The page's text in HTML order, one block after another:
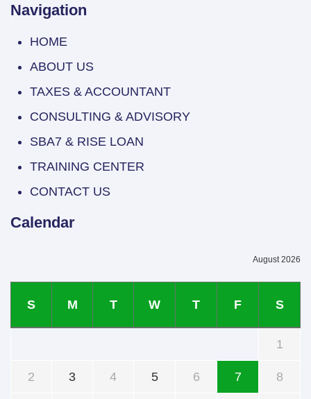
Navigation
HOME
ABOUT US
TAXES & ACCOUNTANT
CONSULTING & ADVISORY
SBA7 & RISE LOAN
TRAINING CENTER
CONTACT US
Calendar
August 2026
S M T W T F S
1
2 3 4 5 6 7 8